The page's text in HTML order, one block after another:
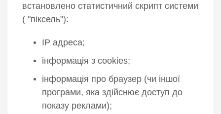
встановлено статистичний скрипт системи
( "піксель"):
IP адреса;
інформація з cookies;
інформація про браузер (чи іншої
програми, яка здійснює доступ до
показу реклами);